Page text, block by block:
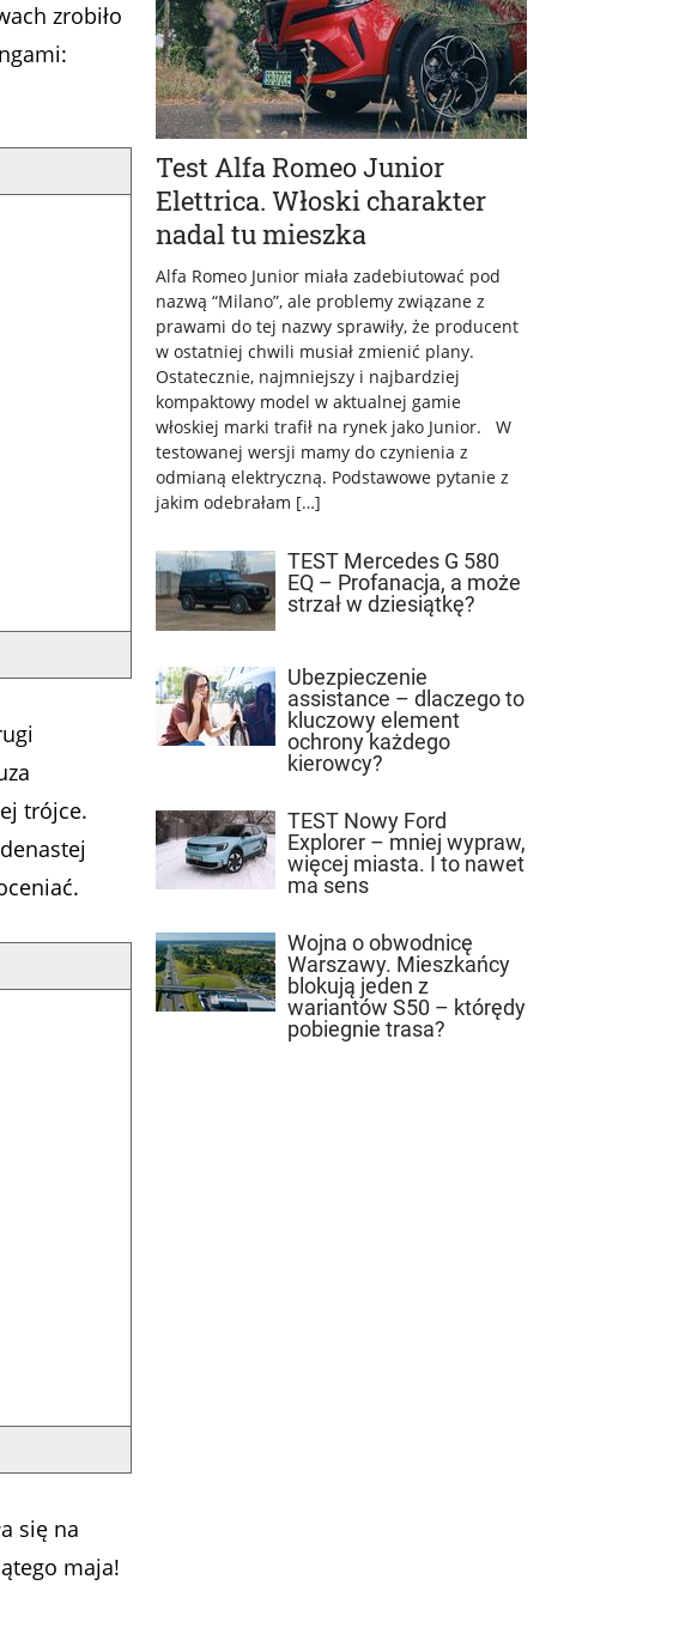
zrobiło
trójce.
się na
maja!
Test Alfa Romeo Junior
Elettrica. Włoski charakter
nadal tu mieszka
Alfa Romeo Junior miała zadebiutować pod
nazwą “Milano”, ale problemy związane z
prawami do tej nazwy sprawiły, że producent
w ostatniej chwili musiał zmienić plany.
Ostatecznie, najmniejszy i najbardziej
kompaktowy model w aktualnej gamie
włoskiej marki trafił na rynek jako Junior. W
testowanej wersji mamy do czynienia z
odmianą elektryczną. Podstawowe pytanie z
jakim odebrałam […]
TEST Mercedes G 580
EQ – Profanacja, a może
strzał w dziesiątkę?
Ubezpieczenie
assistance – dlaczego to
kluczowy element
ochrony każdego
kierowcy?
TEST Nowy Ford
Explorer – mniej wypraw,
więcej miasta. I to nawet
ma sens
Wojna o obwodnicę
Warszawy. Mieszkańcy
blokują jeden z
wariantów S50 – którędy
pobiegnie trasa?